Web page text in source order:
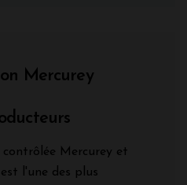
Mercurey
Mercurey et
l'une des plus